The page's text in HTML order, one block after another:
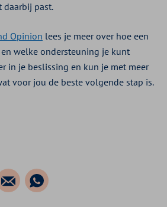
daarbij past.
Opinion lees je meer over hoe een
welke ondersteuning je kunt
in je beslissing en kun je met meer
voor jou de beste volgende stap is.